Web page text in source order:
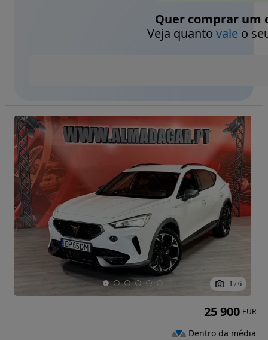
Quer comprar um
Veja quanto valeo
1 / 6
25 900 EUR
Dentro da média